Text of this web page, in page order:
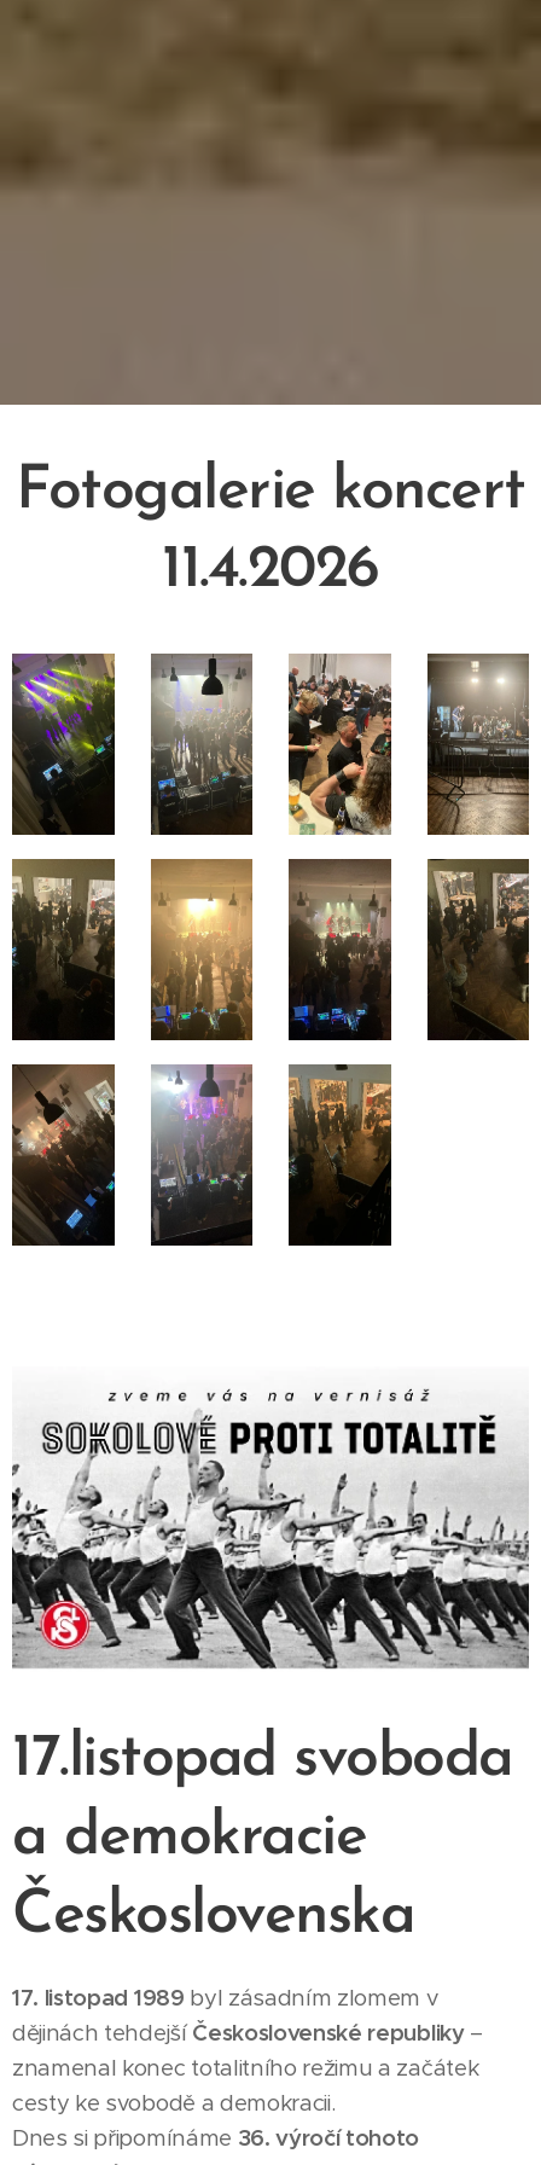
Fotogalerie koncert
11.4.2026
17.listopad svoboda
a demokracie
Československa
17. listopad 1989 byl zásadním zlomem v
dějinách tehdejšíČeskoslovenské republiky–
znamenal konec totalitního režimu a začátek
cesty ke svobodě a demokracii.
Dnes si připomínáme 36. výročí tohoto